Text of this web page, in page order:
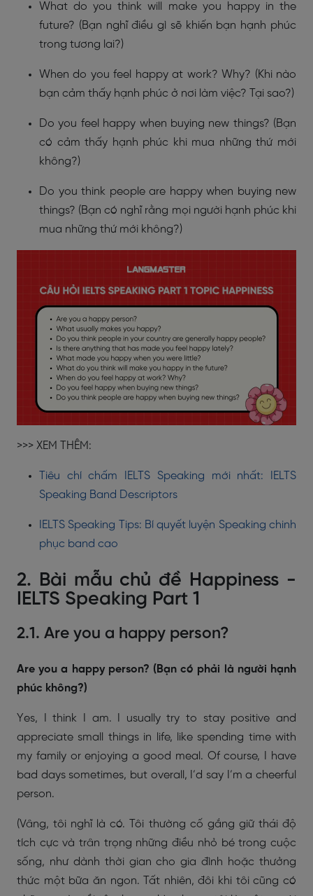
What do you think will make you happy in the
future? (Bạn nghĩ điều gì sẽ khiến bạn hạnh phúc
trong tương lai?)
When do you feel happy at work? Why? (Khi nào
bạn cảm thấy hạnh phúc ở nơi làm việc? Tại sao?)
Do you feel happy when buying new things? (Bạn
có cảm thấy hạnh phúc khi mua những thứ mới
không?)
Do you think people are happy when buying new
things? (Bạn có nghĩ rằng mọi người hạnh phúc khi
mua những thứ mới không?)
>>> XEM THÊM:
Tiêu chí chấm IELTS Speaking mới nhất: IELTS
Speaking Band Descriptors
IELTS Speaking Tips: Bí quyết luyện Speaking chinh
phục band cao
2. Bài mẫu chủ đề Happiness -
IELTS Speaking Part 1
2.1. Are you a happy person?
Are you a happy person? (Bạn có phải là người hạnh
phúc không?)
Yes, I think I am. I usually try to stay positive and
appreciate small things in life, like spending time with
my family or enjoying a good meal. Of course, I have
bad days sometimes, but overall, I’d say I’m a cheerful
person.
(Vâng, tôi nghĩ là có. Tôi thường cố gắng giữ thái độ
tích cực và trân trọng những điều nhỏ bé trong cuộc
sống, như dành thời gian cho gia đình hoặc thưởng
thức một bữa ăn ngon. Tất nhiên, đôi khi tôi cũng có